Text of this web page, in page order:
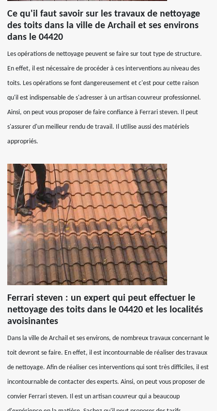
Ce qu'il faut savoir sur les travaux de nettoyage
des toits dans la ville de Archail et ses environs
dans le 04420
Les opérations de nettoyage peuvent se faire sur tout type de structure.
En effet, il est nécessaire de procéder à ces interventions au niveau des
toits. Les opérations se font dangereusement et c'est pour cette raison
qu'il est indispensable de s'adresser à un artisan couvreur professionnel.
Ainsi, on peut vous proposer de faire confiance à Ferrari steven. Il peut
s'assurer d'un meilleur rendu de travail. Il utilise aussi des matériels
appropriés.
Ferrari steven : un expert qui peut effectuer le
nettoyage des toits dans le 04420 et les localités
avoisinantes
Dans la ville de Archail et ses environs, de nombreux travaux concernant le
toit devront se faire. En effet, il est incontournable de réaliser des travaux
de nettoyage. Afin de réaliser ces interventions qui sont très difficiles, il est
incontournable de contacter des experts. Ainsi, on peut vous proposer de
convier Ferrari steven. Il est un artisan couvreur qui a beaucoup